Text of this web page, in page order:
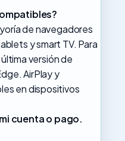
de navegadores
y smart TV. Para
versión de
AirPlay y
en dispositivos
cuenta o pago.